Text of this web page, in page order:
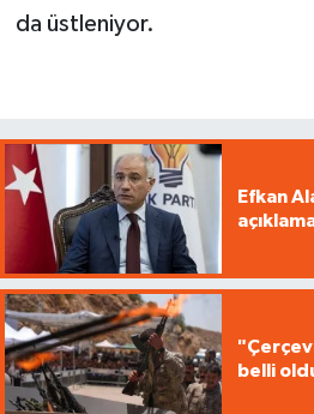
da üstleniyor.
Efkan
belli